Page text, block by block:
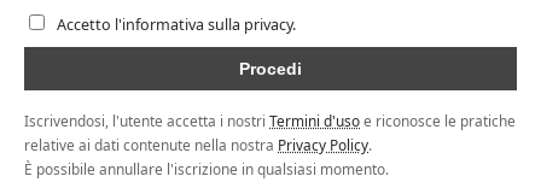
Accetto l'informativa sulla privacy.
Iscrivendosi, l'utente accetta i nostri Termini d'usoe riconosce le pratiche
relative ai dati contenute nella nostra Privacy Policy.
È possibile annullare l'iscrizione in qualsiasi momento.